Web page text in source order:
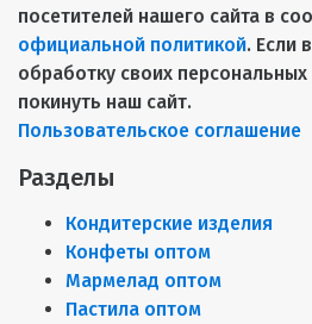
посетителей нашего сайта в
официальной политикой. Если
обработку своих
покинуть наш сайт.
Пользовательское соглашение
Разделы
Кондитерские изделия
Конфеты оптом
Мармелад оптом
Пастила оптом